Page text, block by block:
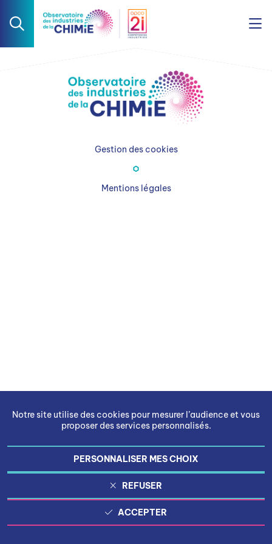
Notre site utilise des cookies pour mesurer l’audience et vous
proposer des services personnalisés.
PERSONNALISER MES CHOIX
REFUSER
ACCEPTER
Gestion des cookies
Mentions légales